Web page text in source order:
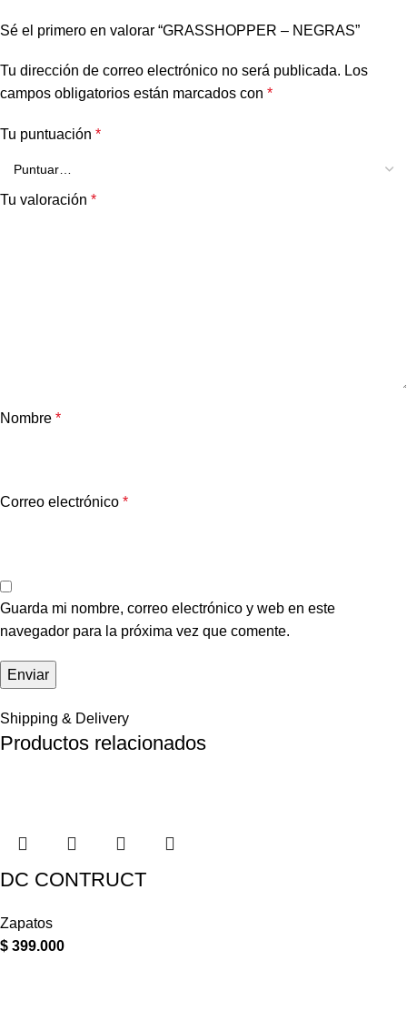
Sé el primero en valorar “GRASSHOPPER – NEGRAS”
Tu dirección de correo electrónico no será publicada. Los
campos obligatorios están marcados con *
Tu puntuación *
Tu valoración *
Nombre *
Correo electrónico *
Guarda mi nombre, correo electrónico y web en este
navegador para la próxima vez que comente.
Shipping & Delivery
Productos relacionados
DC CONTRUCT
Zapatos
$ 399.000